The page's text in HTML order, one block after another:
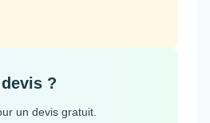
?
un devis gratuit.